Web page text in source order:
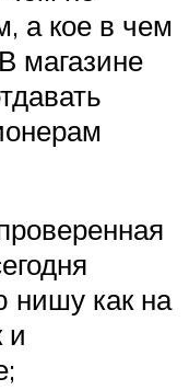
а кое в чем
магазине
нишу как на
и